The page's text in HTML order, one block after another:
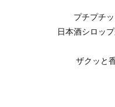
プチプチ
日本酒シロッ
ザクッと